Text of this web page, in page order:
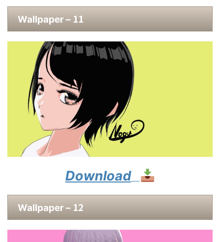
Wallpaper – 11
Download
Wallpaper – 12